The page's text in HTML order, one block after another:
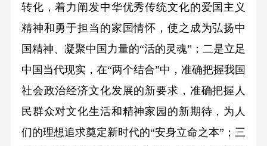
转化，着力阐发中华优秀传统文化的爱国主义
精神和勇于担当的家国情怀，使之成为弘扬中
国精神、凝聚中国力量的“活的灵魂”；二是立足
中国当代现实，在“两个结合”中，准确把握我国
社会政治经济文化发展的新要求，准确把握人
民群众对文化生活和精神家园的新期待，为人
们的理想追求奠定新时代的“安身立命之本”；三